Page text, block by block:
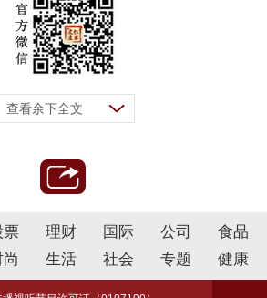
查看余下全文
票 理财 国际 公司
食品
尚 生活 社会 专题 健康